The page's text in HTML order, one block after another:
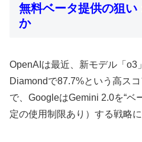
無料ベータ提供の狙
か
OpenAIは最近、新モデル「o3
Diamondで87.7%という高ス
で、GoogleはGemini 2.0を“ベ
定の使用制限あり）する戦略